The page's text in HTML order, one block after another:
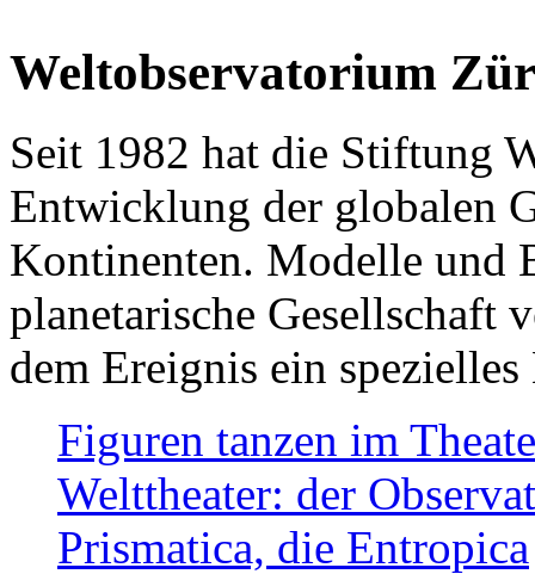
Weltobservatorium
Seit 1982 hat die Stiftung
Entwicklung der globalen
Kontinenten. Modelle und
planetarische Gesellschaft
dem Ereignis ein
Figuren tanzen im
Welttheater: der
Prismatica, die Entropica